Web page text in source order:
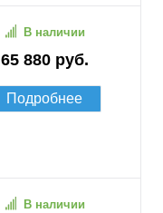
65 880 руб.
В наличии
Подробнее
В наличии